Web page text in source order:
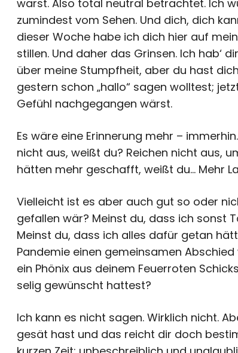
warst. Also total neutral betrachtet. Ich
zumindest vom Sehen. Und dich, dich
dieser Woche habe ich dich hier auf
stillen. Und daher das Grinsen. Ich hab‘
über meine Stumpfheit, aber du hast
gestern schon „hallo“ sagen wolltest;
Gefühl nachgegangen wärst.
Es wäre eine Erinnerung mehr –
nicht aus, weißt du? Reichen nicht aus,
hätten mehr geschafft, weißt du… Mehr
Vielleicht ist es aber auch gut so oder
gefallen wär? Meinst du, dass ich sonst
Meinst du, dass ich alles dafür getan
Pandemie einen gemeinsamen
ein Phönix aus deinem Feuerroten
selig gewünscht hattest?
Ich kann es nicht sagen. Wirklich nicht.
gesät hast und das reicht dir doch